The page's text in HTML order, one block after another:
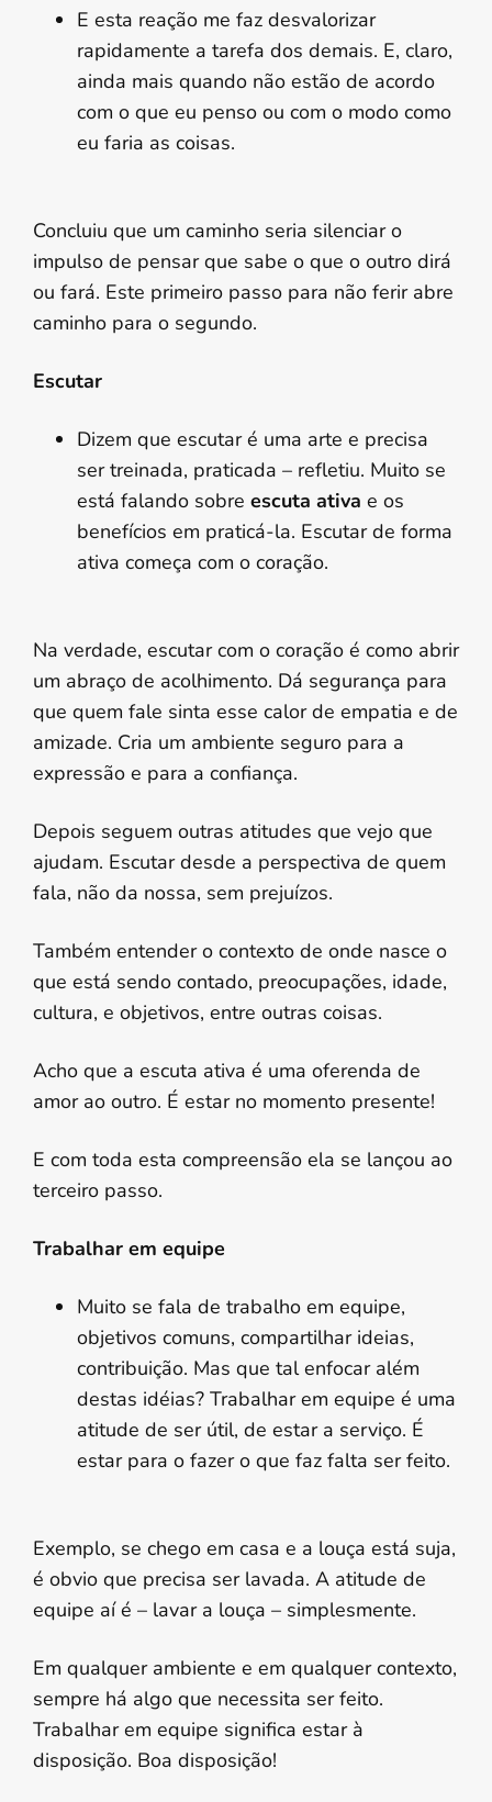
E esta reação me faz desvalorizar
rapidamente a tarefa dos demais. E, claro,
ainda mais quando não estão de acordo
com o que eu penso ou com o modo como
eu faria as coisas.
Concluiu que um caminho seria silenciar o
impulso de pensar que sabe o que o outro dirá
ou fará. Este primeiro passo para não ferir abre
caminho para o segundo.
Escutar
Dizem que escutar é uma arte e precisa
ser treinada, praticada – refletiu. Muito se
está falando sobre escuta ativa e os
benefícios em praticá-la. Escutar de forma
ativa começa com o coração.
Na verdade, escutar com o coração é como abrir
um abraço de acolhimento. Dá segurança para
que quem fale sinta esse calor de empatia e de
amizade. Cria um ambiente seguro para a
expressão e para a confiança.
Depois seguem outras atitudes que vejo que
ajudam. Escutar desde a perspectiva de quem
fala, não da nossa, sem prejuízos.
Também entender o contexto de onde nasce o
que está sendo contado, preocupações, idade,
cultura, e objetivos, entre outras coisas.
Acho que a escuta ativa é uma oferenda de
amor ao outro. É estar no momento presente!
E com toda esta compreensão ela se lançou ao
terceiro passo.
Trabalhar em equipe
Muito se fala de trabalho em equipe,
objetivos comuns, compartilhar ideias,
contribuição. Mas que tal enfocar além
destas idéias? Trabalhar em equipe é uma
atitude de ser útil, de estar a serviço. É
estar para o fazer o que faz falta ser feito.
Exemplo, se chego em casa e a louça está suja,
é obvio que precisa ser lavada. A atitude de
equipe aí é – lavar a louça – simplesmente.
Em qualquer ambiente e em qualquer contexto,
sempre há algo que necessita ser feito.
Trabalhar em equipe significa estar à
disposição. Boa disposição!